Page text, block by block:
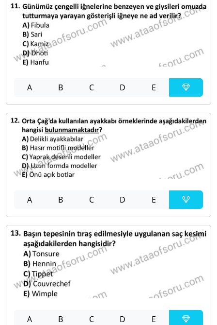
A B C D E
A B C D E
A B C D E